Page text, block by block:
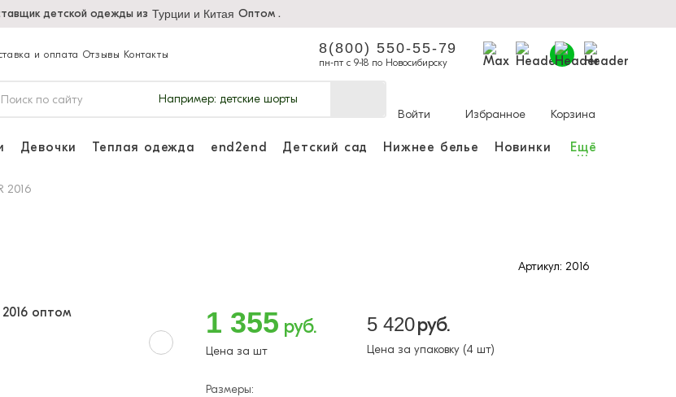
детской одежды из Турции и Китая Оптом .
и оплата Отзывы Контакты 8(800) 550-55-79
пн-пт с 9-18 по Новосибирску
Например: детские шорты
Войти
Избранное Корзина
Девочки Теплая одежда end2end Детский сад Нижнее белье Новинки Ещё
...
2016
Артикул: 2016
1 355 руб.
Цена за шт
5 420руб.
Цена за упаковку (4 шт)
Размеры: